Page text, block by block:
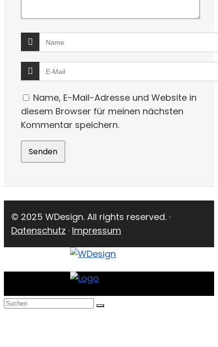
Name, E-Mail-Adresse und Website in
diesem Browser für meinen nächsten
Kommentar speichern.
© 2025 WDesign. All rights reserved. ·
Datenschutz · Impressum